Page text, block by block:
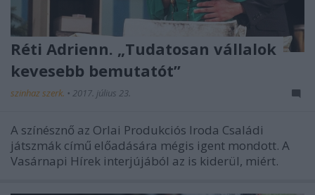
Réti Adrienn. „Tudatosan vállalok
kevesebb bemutatót”
szinhaz szerk. • 2017. július 23.
A színésznő az Orlai Produkciós Iroda Családi
játszmák című előadására mégis igent mondott. A
Vasárnapi Hírek interjújából az is kiderül, miért.